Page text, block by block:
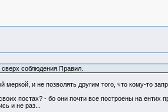
соблюдения Правил.
и не позволять другим того, что кому-то
постах? - бо они почти все построены на ентих
и не раз...